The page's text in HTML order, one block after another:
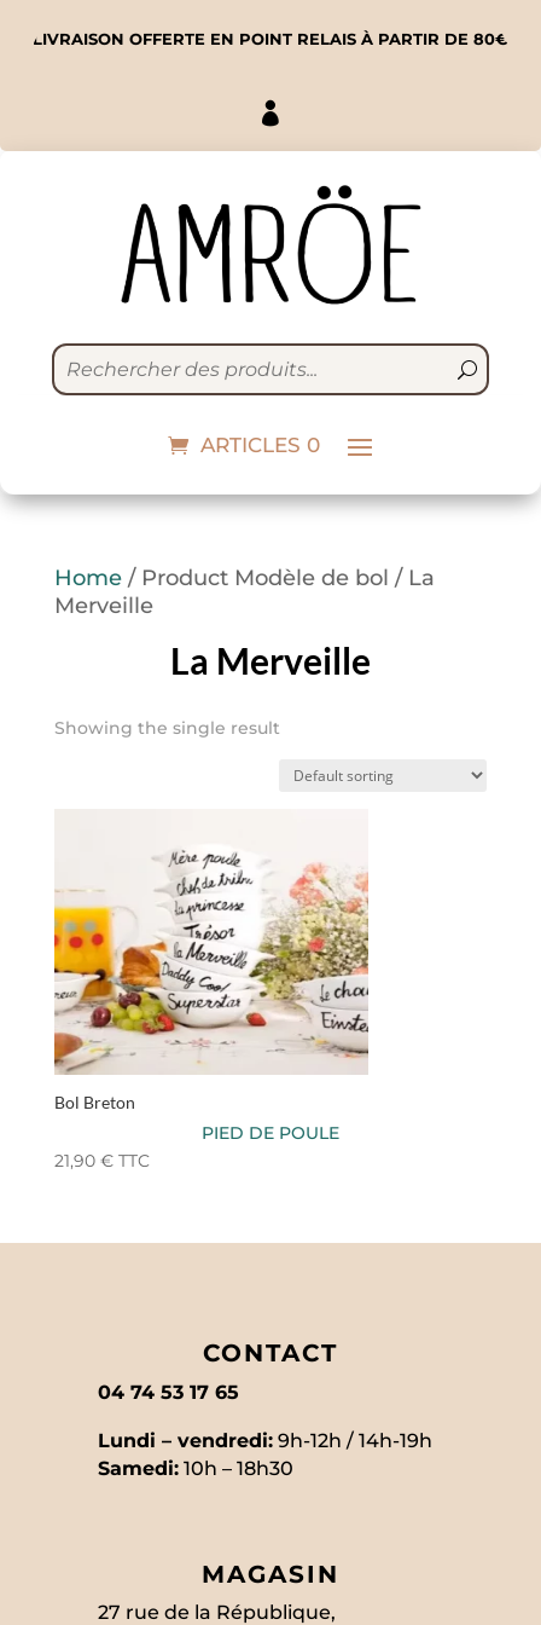
LIVRAISON OFFERTE EN POINT RELAIS À PARTIR DE 80€

ARTICLES 0
Home/ Product Modèle de bol / La
Merveille
La Merveille
Showing the single result
Bol Breton
PIED DE POULE
21,90 € TTC
CONTACT
04 74 53 17 65
Lundi – vendredi:9h-12h / 14h-19h
Samedi:10h – 18h30
MAGASIN
27 rue de la République,
Crème hydratante
17,90
€